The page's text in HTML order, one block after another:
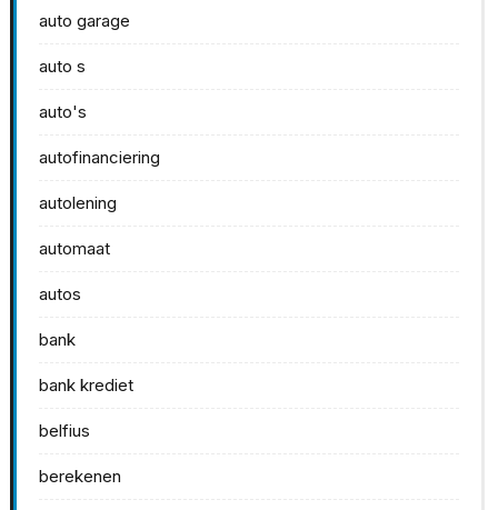
auto garage
auto s
auto's
autofinanciering
autolening
automaat
autos
bank
bank krediet
belfius
berekenen